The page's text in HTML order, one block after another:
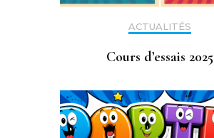
ACTUALITÉS
Cours d’essais 2025